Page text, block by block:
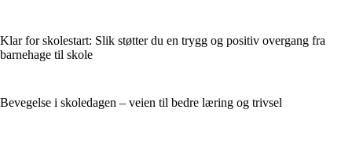
Klar for skolestart: Slik støtter du en trygg og positiv overgang fra
barnehage til skole
Bevegelse i skoledagen – veien til bedre læring og trivsel